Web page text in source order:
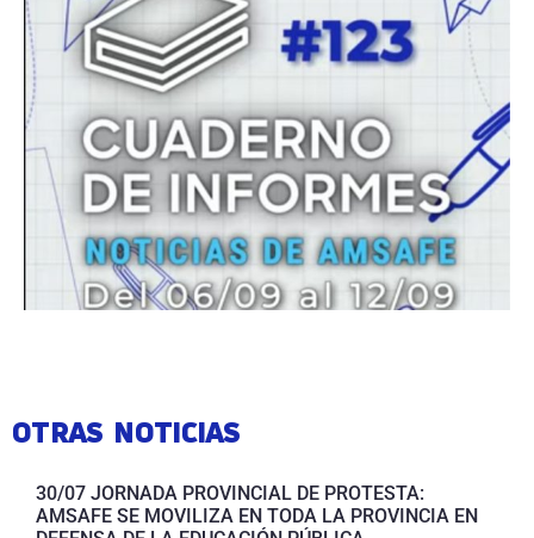
OTRAS NOTICIAS
30/07 JORNADA PROVINCIAL DE PROTESTA:
AMSAFE SE MOVILIZA EN TODA LA PROVINCIA EN